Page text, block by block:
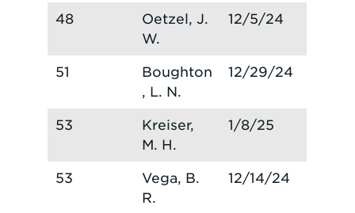
48
Oetzel, J.
W.
12/5/24
51
Boughton
, L. N.
12/29/24
53
Kreiser,
M. H.
1/8/25
53
Vega, B.
R.
12/14/24